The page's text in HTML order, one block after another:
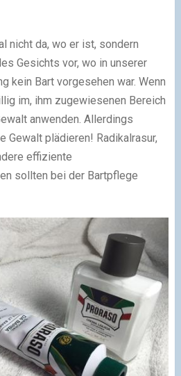
nicht da, wo er ist, sondern
Gesichts vor, wo in unserer
kein Bart vorgesehen war. Wenn
im, ihm zugewiesenen Bereich
anwenden. Allerdings
Gewalt plädieren! Radikalrasur,
effiziente
sollten bei der Bartpflege